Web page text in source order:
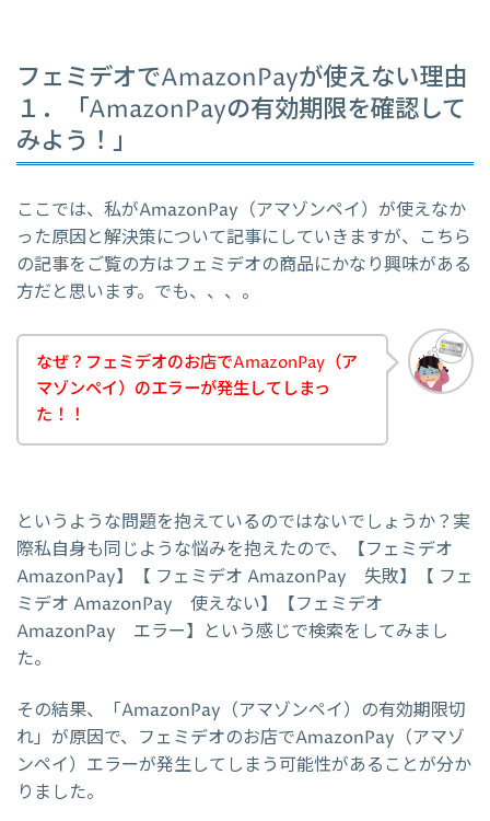
フェミデオでAmazonPayが使えない理由
１．「AmazonPayの有効期限を確認して
みよう！」
ここでは、私がAmazonPay（アマゾンペイ）が使えなか
った原因と解決策について記事にしていきますが、こちら
の記事をご覧の方はフェミデオの商品にかなり興味がある
方だと思います。でも、、、。
なぜ？フェミデオのお店でAmazonPay（ア
マゾンペイ）のエラーが発生してしまっ
た！！
というような問題を抱えているのではないでしょうか？実
際私自身も同じような悩みを抱えたので、【フェミデオ
AmazonPay】【 フェミデオ AmazonPay 失敗】【 フェ
ミデオ AmazonPay 使えない】【フェミデオ
AmazonPay エラー】という感じで検索をしてみまし
た。
その結果、「AmazonPay（アマゾンペイ）の有効期限切
れ」が原因で、フェミデオのお店でAmazonPay（アマゾ
ンペイ）エラーが発生してしまう可能性があることが分か
りました。